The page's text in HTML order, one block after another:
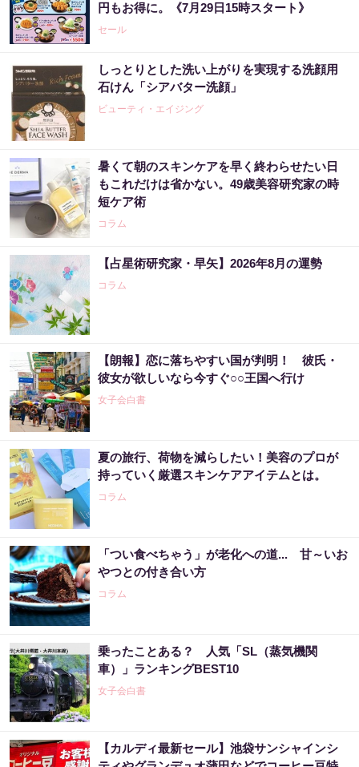
円もお得に。《7月29日15時スタート》
セール
しっとりとした洗い上がりを実現する洗顔用
石けん「シアバター洗顔」
ビューティ・エイジング
暑くて朝のスキンケアを早く終わらせたい日
もこれだけは省かない。49歳美容研究家の時
短ケア術
コラム
【占星術研究家・早矢】2026年8月の運勢
コラム
【朗報】恋に落ちやすい国が判明！ 彼氏・
彼女が欲しいなら今すぐ○○王国へ行け
女子会白書
夏の旅行、荷物を減らしたい！美容のプロが
持っていく厳選スキンケアアイテムとは。
コラム
「つい食べちゃう」が老化への道... 甘～いお
やつとの付き合い方
コラム
乗ったことある？ 人気「SL（蒸気機関
車）」ランキングBEST10
女子会白書
【カルディ最新セール】池袋サンシャインシ